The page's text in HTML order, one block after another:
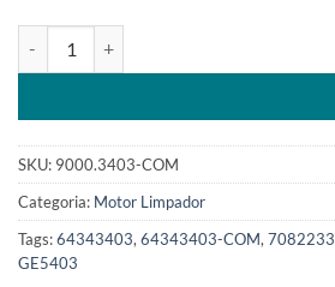
SKU: 9000.3403-COM
Categoria: Motor Limpador
Tags:64343403, 64343403-COM, 7082233
GE5403